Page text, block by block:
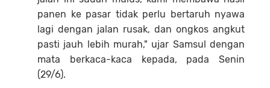
panen ke pasar tidak perlu bertaruh nyawa
lagi dengan jalan rusak, dan ongkos angkut
pasti jauh lebih murah," ujar Samsul dengan
mata berkaca-kaca kepada, pada Senin
(29/6).